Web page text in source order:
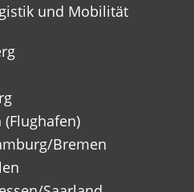
und Mobilität
Bremen